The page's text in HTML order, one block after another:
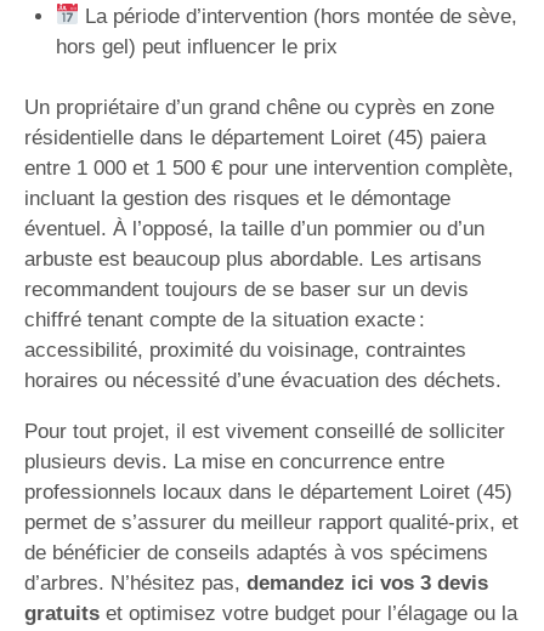
La période d’intervention (hors montée de sève,
hors gel) peut influencer le prix
Un propriétaire d’un grand chêne ou cyprès en zone
résidentielle dans le département Loiret (45) paiera
entre 1 000 et 1 500 € pour une intervention complète,
incluant la gestion des risques et le démontage
éventuel. À l’opposé, la taille d’un pommier ou d’un
arbuste est beaucoup plus abordable. Les artisans
recommandent toujours de se baser sur un devis
chiffré tenant compte de la situation exacte :
accessibilité, proximité du voisinage, contraintes
horaires ou nécessité d’une évacuation des déchets.
Pour tout projet, il est vivement conseillé de solliciter
plusieurs devis. La mise en concurrence entre
professionnels locaux dans le département Loiret (45)
permet de s’assurer du meilleur rapport qualité-prix, et
de bénéficier de conseils adaptés à vos spécimens
d’arbres. N’hésitez pas, demandez ici vos 3 devis
gratuits et optimisez votre budget pour l’élagage ou la